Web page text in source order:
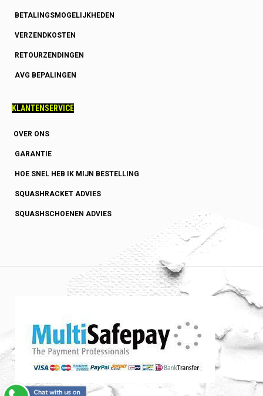
BETALINGSMOGELIJKHEDEN
VERZENDKOSTEN
RETOURZENDINGEN
AVG BEPALINGEN
KLANTENSERVICE
OVER ONS
GARANTIE
HOE SNEL HEB IK MIJN BESTELLING
SQUASHRACKET ADVIES
SQUASHSCHOENEN ADVIES